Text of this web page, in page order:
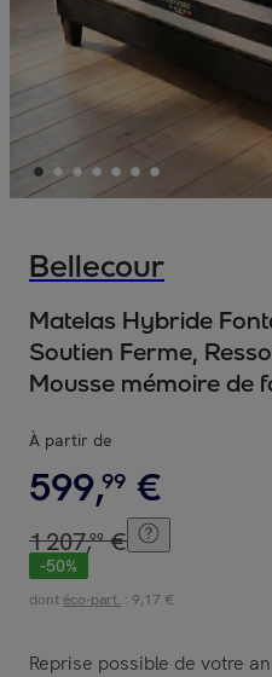
Bellecour
Matelas Hybride
Soutien Ferme,
Mousse mémoire de
À partir de
599,99 €
1207,99 €
-50%
dont éco-part. : 9,17 €
Reprise possible de votre